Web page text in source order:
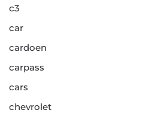
c3
car
cardoen
carpass
cars
chevrolet